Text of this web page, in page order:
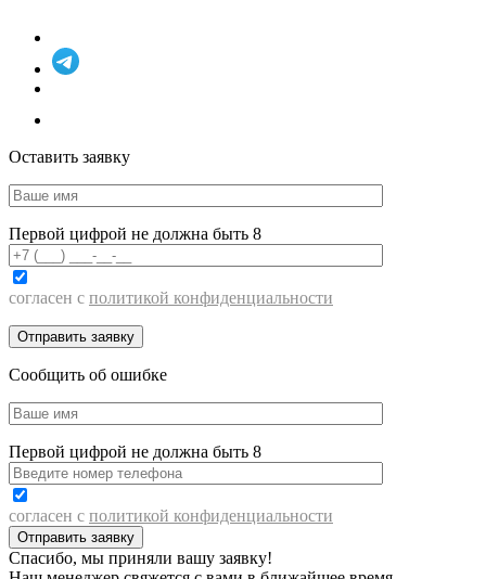
Оставить заявку
Первой цифрой не должна быть 8
согласен с политикой конфиденциальности
Сообщить об ошибке
Первой цифрой не должна быть 8
согласен с политикой конфиденциальности
Спасибо, мы приняли вашу заявку!